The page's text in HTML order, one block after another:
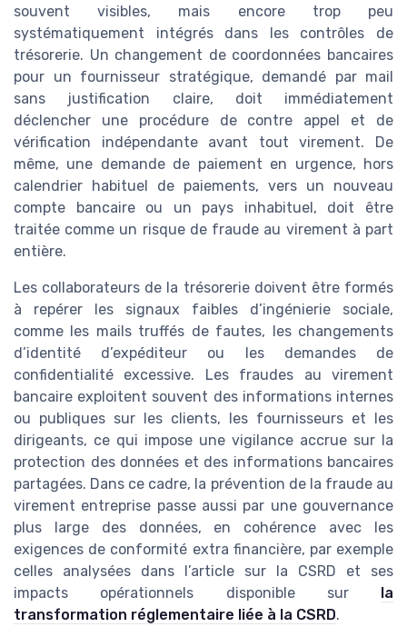
souvent visibles, mais encore trop peu
systématiquement intégrés dans les contrôles de
trésorerie. Un changement de coordonnées bancaires
pour un fournisseur stratégique, demandé par mail
sans justification claire, doit immédiatement
déclencher une procédure de contre appel et de
vérification indépendante avant tout virement. De
même, une demande de paiement en urgence, hors
calendrier habituel de paiements, vers un nouveau
compte bancaire ou un pays inhabituel, doit être
traitée comme un risque de fraude au virement à part
entière.
Les collaborateurs de la trésorerie doivent être formés
à repérer les signaux faibles d’ingénierie sociale,
comme les mails truffés de fautes, les changements
d’identité d’expéditeur ou les demandes de
confidentialité excessive. Les fraudes au virement
bancaire exploitent souvent des informations internes
ou publiques sur les clients, les fournisseurs et les
dirigeants, ce qui impose une vigilance accrue sur la
protection des données et des informations bancaires
partagées. Dans ce cadre, la prévention de la fraude au
virement entreprise passe aussi par une gouvernance
plus large des données, en cohérence avec les
exigences de conformité extra financière, par exemple
celles analysées dans l’article sur la CSRD et ses
impacts opérationnels disponible sur
la
transformation réglementaire liée à la CSRD.